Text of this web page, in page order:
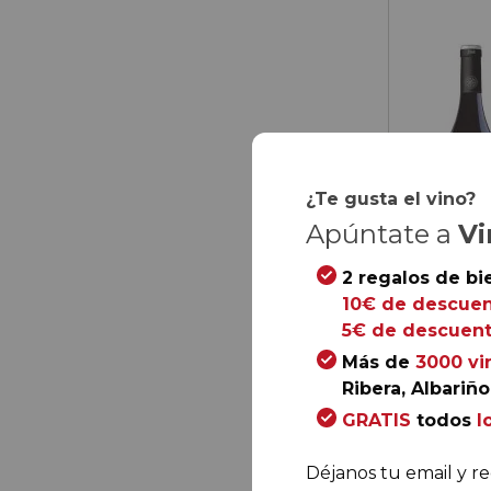
54,00
¿Te gusta el vino?
Apúntate a
2 regalos de
10€ de
5€ de
Más de 3000
Ribera,
GRATIS todos
Déjanos tu email y